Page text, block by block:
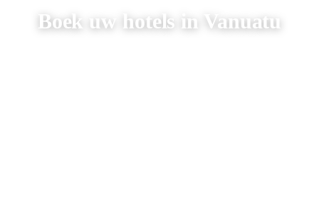
Boek uw hotels in Vanuatu